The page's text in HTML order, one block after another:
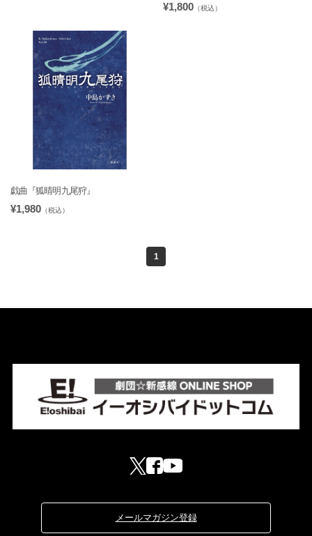
¥1,800 （税込）
戯曲『狐晴明九尾狩』
¥1,980 （税込）
1
メールマガジン登録